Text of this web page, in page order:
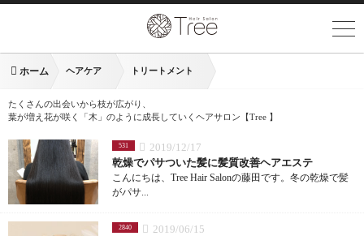
ホーム ヘアケア トリートメント
たくさんの出会いから枝が広がり、
葉が増え花が咲く「木」のように成長していくヘアサロン【Tree 】
531
2019/12/17
乾燥でパサついた髪に髪質改善ヘアエステ
こんにちは、Tree Hair Salonの藤田です。冬の乾燥で髪
がパサ...
2840
2019/06/15